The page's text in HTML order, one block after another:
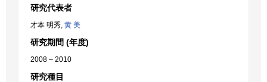
研究代表者
才本 明秀, 黄 美
研究期間 (年度)
2008 – 2010
研究種目